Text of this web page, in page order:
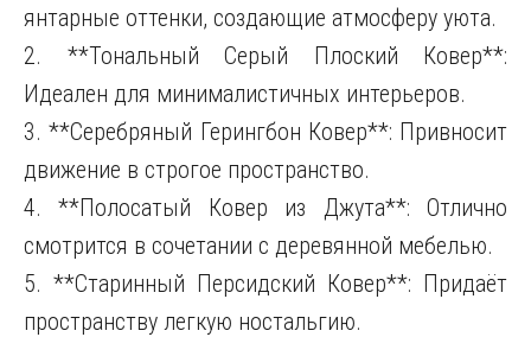
янтарные оттенки, создающие атмосферу уюта.
2. **Тональный Серый Плоский Ковер**:
Идеален для минималистичных интерьеров.
3. **Серебряный Герингбон Ковер**: Привносит
движение в строгое пространство.
4. **Полосатый Ковер из Джута**: Отлично
смотрится в сочетании с деревянной мебелью.
5. **Старинный Персидский Ковер**: Придаёт
пространству легкую ностальгию.